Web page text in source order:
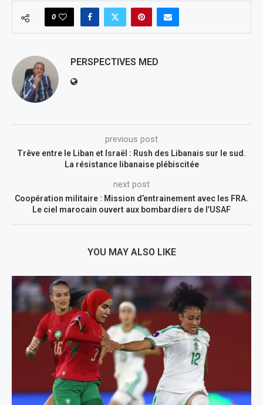
0
PERSPECTIVES MED
previous post
Trêve entre le Liban et Israël : Rush des Libanais sur le sud.
La résistance libanaise plébiscitée
next post
Coopération militaire : Mission d’entrainement avec les FRA.
Le ciel marocain ouvert aux bombardiers de l’USAF
YOU MAY ALSO LIKE